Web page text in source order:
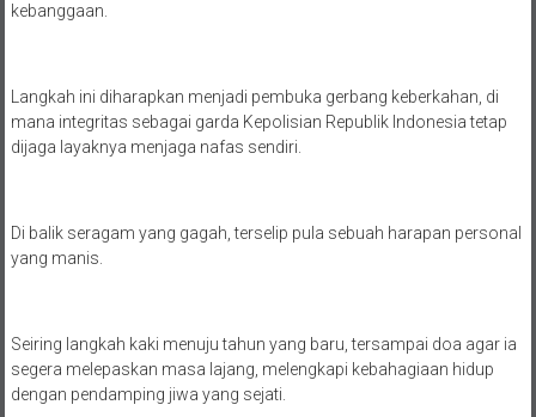
kebanggaan.
Langkah ini diharapkan menjadi pembuka gerbang keberkahan, di
mana integritas sebagai garda Kepolisian Republik Indonesia tetap
dijaga layaknya menjaga nafas sendiri.
Di balik seragam yang gagah, terselip pula sebuah harapan personal
yang manis.
Seiring langkah kaki menuju tahun yang baru, tersampai doa agar ia
segera melepaskan masa lajang, melengkapi kebahagiaan hidup
dengan pendamping jiwa yang sejati.